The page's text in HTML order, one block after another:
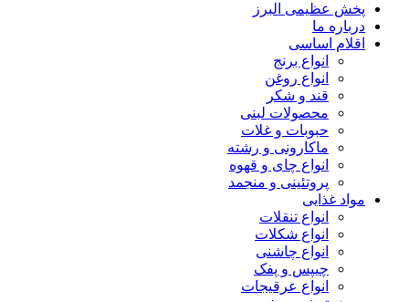
پخش عظیمی البرز
درباره ما
اقلام اساسی
انواع برنج
انواع روغن
قند و شکر
محصولات لبنی
حبوبات و غلات
ماکارونی و رشته
انواع چای و قهوه
پروتئینی و منجمد
مواد غذایی
انواع تنقلات
انواع شکلات
انواع چاشنی
چیپس و پفک
انواع عرقیجات